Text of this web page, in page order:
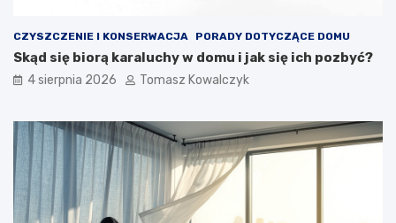
CZYSZCZENIE I KONSERWACJA PORADY DOTYCZĄCE DOMU
Skąd się biorą karaluchy w domu i jak się ich pozbyć?
4 sierpnia 2026 Tomasz Kowalczyk